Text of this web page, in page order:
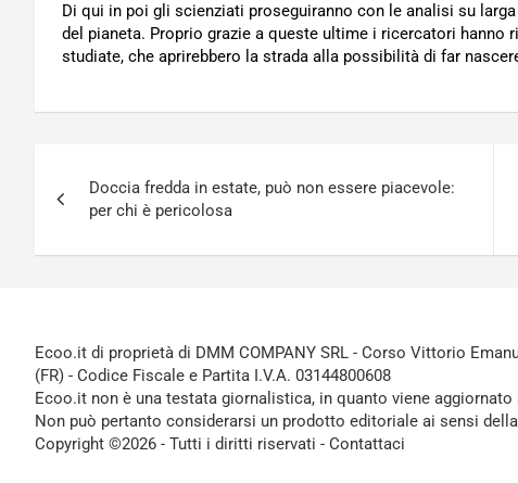
Di qui in poi gli scienziati proseguiranno con le analisi su
del pianeta. Proprio grazie a queste ultime i ricercatori
studiate, che aprirebbero la strada alla possibilità di far
articoli
Doccia fredda in estate, può non essere piacevole:
per chi è pericolosa
Ecoo.it di proprietà di DMM COMPANY SRL - Corso Vittorio
(FR) - Codice Fiscale e Partita I.V.A. 03144800608
Ecoo.it non è una testata giornalistica, in quanto viene
Non può pertanto considerarsi un prodotto editoriale ai sensi della
Copyright ©2026 - Tutti i diritti riservati - Contattaci